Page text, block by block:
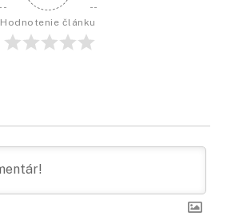
Hodnotenie článku